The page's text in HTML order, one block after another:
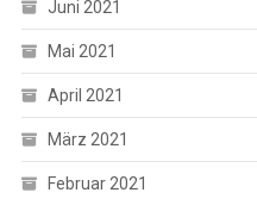
Juni 2021
Mai 2021
April 2021
März 2021
Februar 2021